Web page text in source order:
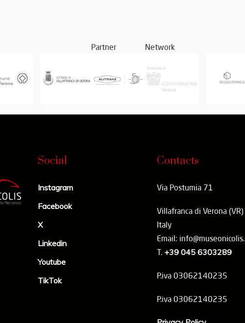
Partner Network
Social
Instagram
Facebook
X
Linkedin
Youtube
TikTok
Contacts
Via Postumia 71
Villafranca di Verona (VR)
Italy
Email:
T. +39 045 6303289
P.iva 03062140235
P.iva 03062140235